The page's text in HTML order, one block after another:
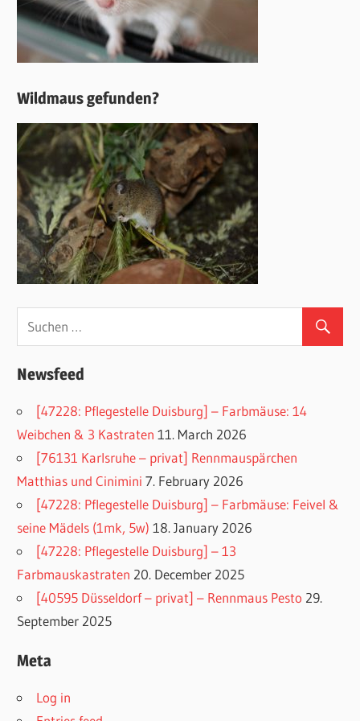
Wildmaus gefunden?
Newsfeed
[47228: Pflegestelle Duisburg] – Farbmäuse: 14
Weibchen & 3 Kastraten 11. March 2026
[76131 Karlsruhe – privat] Rennmauspärchen
Matthias und Cinimini 7. February 2026
[47228: Pflegestelle Duisburg] – Farbmäuse: Feivel &
seine Mädels (1mk, 5w) 18. January 2026
[47228: Pflegestelle Duisburg] – 13
Farbmauskastraten 20. December 2025
[40595 Düsseldorf – privat] – Rennmaus Pesto 29.
September 2025
Meta
Log in